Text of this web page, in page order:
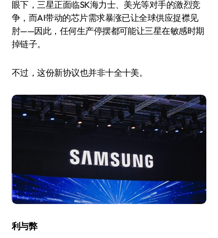
眼下，三星正面临SK海力士、美光等对手的激烈竞
争，而AI带动的芯片需求暴涨已让全球供应捉襟见
肘——因此，任何生产停摆都可能让三星在敏感时期
掉链子。
不过，这份新协议也并非十全十美。
利与弊